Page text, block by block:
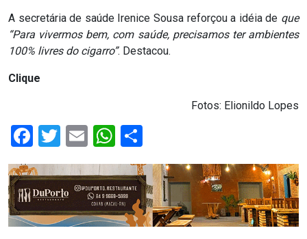
ASSEMBLEIA
ASSEMBLEIA
RN
ASSISTÊNCIA
A secretária de saúde Irenice Sousa reforçou a idéia de que
“Para vivermos bem, com saúde, precisamos ter ambientes
100% livres do cigarro”. Destacou.
Clique
Fotos: Elionildo Lopes
Facebook
Twitter
EmailWhatsApp